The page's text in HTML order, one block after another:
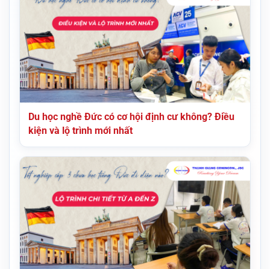
Du học nghề Đức có cơ hội định cư không? Điều
kiện và lộ trình mới nhất